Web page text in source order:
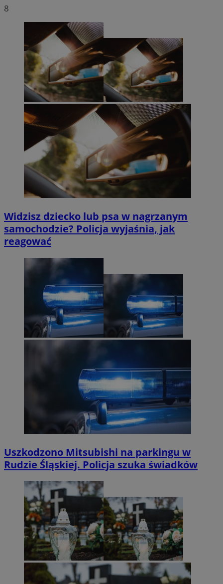
8
Widzisz dziecko lub psa w nagrzanym
samochodzie? Policja wyjaśnia, jak
reagować
Uszkodzono Mitsubishi na parkingu w
Rudzie Śląskiej. Policja szuka świadków